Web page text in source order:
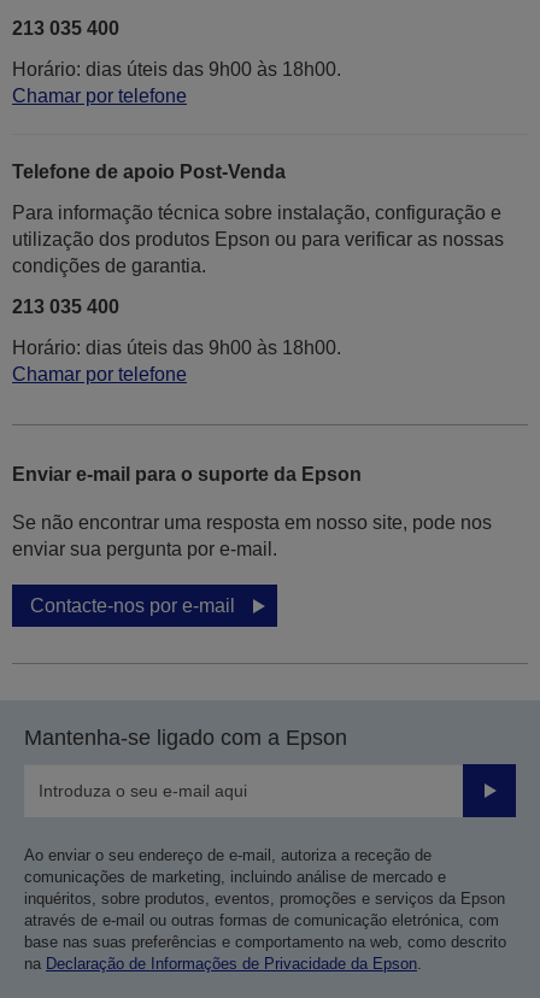
213 035 400
Horário: dias úteis das 9h00 às 18h00.
Chamar por telefone
Telefone de apoio Post-Venda
Para informação técnica sobre instalação, configuração e
utilização dos produtos Epson ou para verificar as nossas
condições de garantia.
213 035 400
Horário: dias úteis das 9h00 às 18h00.
Chamar por telefone
Enviar e-mail para o suporte da Epson
Se não encontrar uma resposta em nosso site, pode nos
enviar sua pergunta por e-mail.
Contacte-nos por e-mail
Mantenha-se ligado com a Epson
Enviar
Ao enviar o seu endereço de e-mail, autoriza a receção de
comunicações de marketing, incluindo análise de mercado e
inquéritos, sobre produtos, eventos, promoções e serviços da Epson
através de e-mail ou outras formas de comunicação eletrónica, com
base nas suas preferências e comportamento na web, como descrito
na Declaração de Informações de Privacidade da Epson.